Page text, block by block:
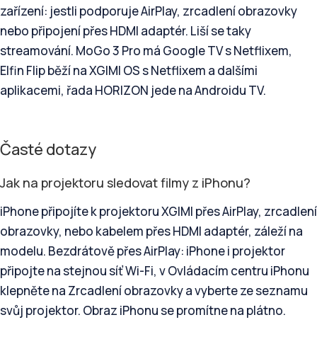
zařízení: jestli podporuje AirPlay, zrcadlení obrazovky
nebo připojení přes HDMI adaptér. Liší se taky
streamování. MoGo 3 Pro má Google TV s Netflixem,
Elfin Flip běží na XGIMI OS s Netflixem a dalšími
aplikacemi, řada HORIZON jede na Androidu TV.
Časté dotazy
Jak na projektoru sledovat filmy z iPhonu?
iPhone připojíte k projektoru XGIMI přes AirPlay, zrcadlení
obrazovky, nebo kabelem přes HDMI adaptér, záleží na
modelu. Bezdrátově přes AirPlay: iPhone i projektor
připojte na stejnou síť Wi-Fi, v Ovládacím centru iPhonu
klepněte na Zrcadlení obrazovky a vyberte ze seznamu
svůj projektor. Obraz iPhonu se promítne na plátno.